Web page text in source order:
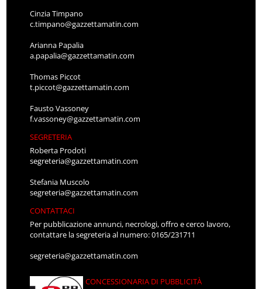
Cinzia Timpano
c.timpano@gazzettamatin.com
Arianna Papalia
a.papalia@gazzettamatin.com
Thomas Piccot
t.piccot@gazzettamatin.com
Fausto Vassoney
f.vassoney@gazzettamatin.com
SEGRETERIA
Roberta Prodoti
segreteria@gazzettamatin.com
Stefania Muscolo
segreteria@gazzettamatin.com
CONTATTACI
Per pubblicazione annunci, necrologi, offro e cerco lavoro,
contattare la segreteria al numero: 0165/231711
segreteria@gazzettamatin.com
CONCESSIONARIA DI PUBBLICITÀ